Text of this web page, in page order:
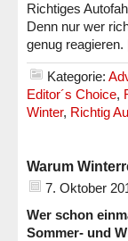
Richtiges
Denn nur wer
genug reagieren.
Kategorie:
Editor´s Choice,
Winter, Richtig
Warum
7. Oktober
Wer schon
Sommer- und